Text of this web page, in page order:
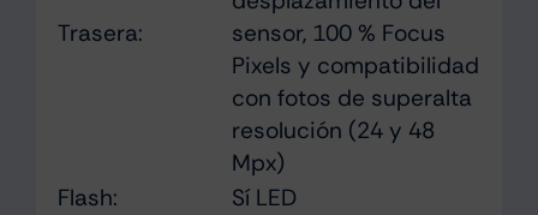
Trasera:
sensor, 100 % Focus
Pixels y compati­bilidad
con fotos de superalta
resolución (24 y 48
Mpx)
Flash:
Sí LED